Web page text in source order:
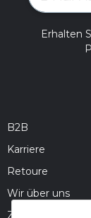
Erhalten
B2B
Karriere
Retoure
Wir über uns